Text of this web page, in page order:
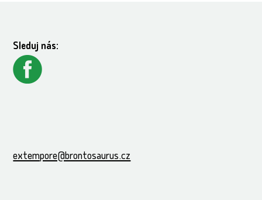
Sleduj nás:
extempore@brontosaurus.cz